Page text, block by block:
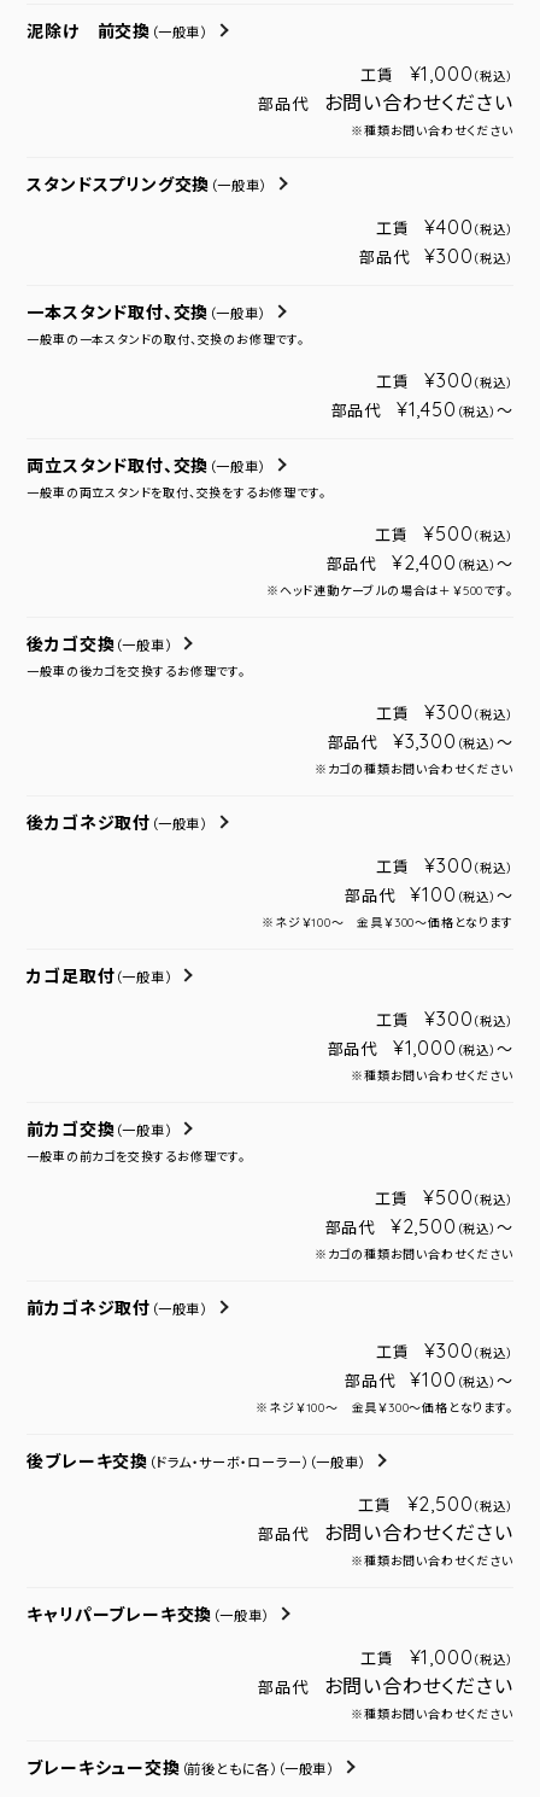
泥除け 前交換 （一般車）
工賃 ¥1,000 （税込）
部品代 お問い合わせください
※種類お問い合わせください
スタンドスプリング交換 （一般車）
工賃 ¥400 （税込）
部品代 ¥300 （税込）
一本スタンド取付、交換 （一般車）
一般車の一本スタンドの取付、交換のお修理です。
工賃 ¥300 （税込）
部品代 ¥1,450 （税込） ～
両立スタンド取付、交換 （一般車）
一般車の両立スタンドを取付、交換をするお修理です。
工賃 ¥500 （税込）
部品代 ¥2,400 （税込） ～
※ヘッド連動ケーブルの場合は＋￥500です。
後カゴ交換 （一般車）
一般車の後カゴを交換するお修理です。
工賃 ¥300 （税込）
部品代 ¥3,300 （税込） ～
※カゴの種類お問い合わせください
後カゴネジ取付 （一般車）
工賃 ¥300 （税込）
部品代 ¥100 （税込） ～
※ネジ￥100～ 金具￥300～価格となります
カゴ足取付 （一般車）
工賃 ¥300 （税込）
部品代 ¥1,000 （税込） ～
※種類お問い合わせください
前カゴ交換 （一般車）
一般車の前カゴを交換するお修理です。
工賃 ¥500 （税込）
部品代 ¥2,500 （税込） ～
※カゴの種類お問い合わせください
前カゴネジ取付 （一般車）
工賃 ¥300 （税込）
部品代 ¥100 （税込） ～
※ネジ￥100～ 金具￥300～価格となります。
後ブレーキ交換 （ドラム・サーボ・ローラー） （一般車）
工賃 ¥2,500 （税込）
部品代 お問い合わせください
※種類お問い合わせください
キャリパーブレーキ交換 （一般車）
工賃 ¥1,000 （税込）
部品代 お問い合わせください
※種類お問い合わせください
ブレーキシュー交換 （前後ともに各） （一般車）